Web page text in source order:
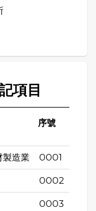
項目
序號
製造業 0001
0002
0003